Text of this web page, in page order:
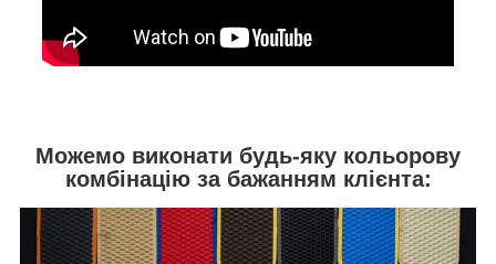
Можемо виконати будь-яку кольорову
комбінацію за бажанням клієнта: